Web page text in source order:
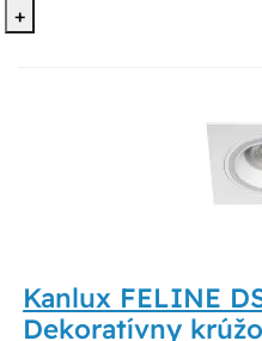
+
Kanlux FELINE
Dekoratívny